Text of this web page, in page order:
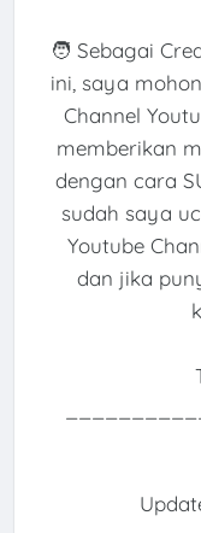
🧑 Sebagai
ini, saya
Channel
memberikan
dengan cara
sudah saya
Youtube
dan jika